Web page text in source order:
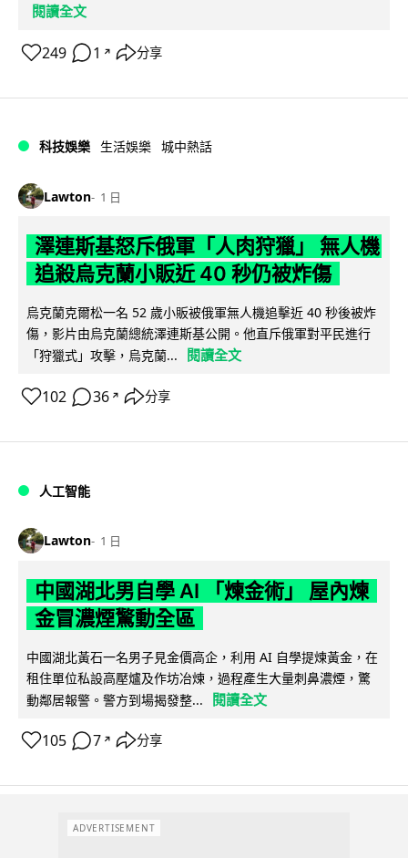
閱讀全文
249 1 ↗ 分享
科技娛樂 生活娛樂 城中熱話
Lawton 1 日
澤連斯基怒斥俄軍「人肉狩獵」 無人機
追殺烏克蘭小販近 40 秒仍被炸傷
烏克蘭克爾松一名 52 歲小販被俄軍無人機追擊近 40 秒後被炸
傷，影片由烏克蘭總統澤連斯基公開。他直斥俄軍對平民進行
「狩獵式」攻擊，烏克蘭...
閱讀全文
102 36 ↗ 分享
人工智能
Lawton 1 日
中國湖北男自學 AI 「煉金術」 屋內煉
金冒濃煙驚動全區
中國湖北黃石一名男子見金價高企，利用 AI 自學提煉黃金，在
租住單位私設高壓爐及作坊冶煉，過程產生大量刺鼻濃煙，驚
動鄰居報警。警方到場揭發整...
閱讀全文
105 7 ↗ 分享
ADVERTISEMENT